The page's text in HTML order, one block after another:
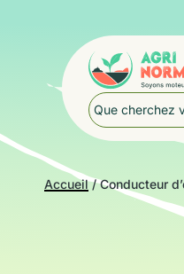
Accueil/Conducteur